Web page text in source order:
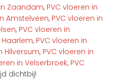
Zaandam, PVC vloeren in
Amstelveen, PVC vloeren in
, PVC vloeren in
Haarlem, PVC vloeren in
Hilversum, PVC vloeren in
in Velserbroek, PVC
dichtbij!